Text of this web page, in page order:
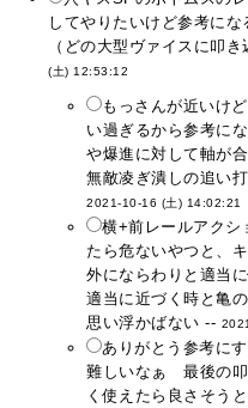
してやりたいけど参考に
（どの大型ヴァイスに叩
(土) 12:53:12
もっさんが近いけ
い過ぎるから参考に
や爆進に対して軸が
無敵凌ぎ潰しの追い
2021-10-16 (土) 14:02:21
横+前レールアクシ
たら危ないやつと、
外にならわりと適当
適当に近づく時と亀
思い浮かばない --
ありがとう参考に
難しいなぁ 最後の叩
く使えたら良さそう